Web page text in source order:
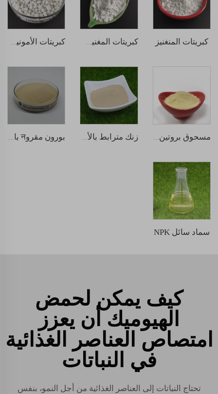
كبريتات المنغنيز كبريتات الأمونيوم
مسحوق بروتين السمك زنك مترابط بالأحماض الأمينية بورون مقروन بالأحماض الأمينية
سماد سائل NPK
كيف يمكن لحمض
الهيوميك أن يعزز
امتصاص العناصر الغذائية
في النباتات
تحتاج النباتات إلى العناصر الغذائية من أجل النمو، بنفس